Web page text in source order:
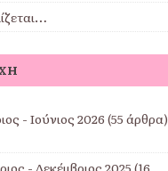
- Ιούνιος 2026(55 άρθρα)
- Δεκέμβριος 2025(16